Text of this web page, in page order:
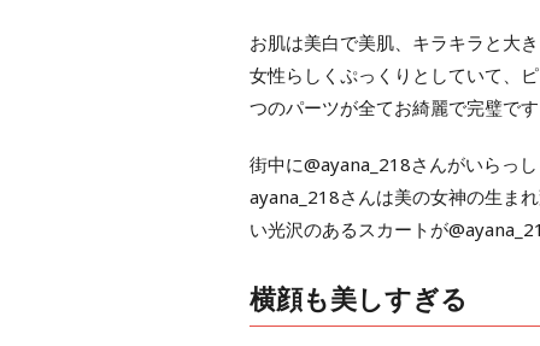
お肌は美白で美肌、キラキラと大
女性らしくぷっくりとしていて、
つのパーツが全てお綺麗で完璧で
街中に@ayana_218さんがいらっ
ayana_218さんは美の女神の生ま
い光沢のあるスカートが
横顔も美しすぎる